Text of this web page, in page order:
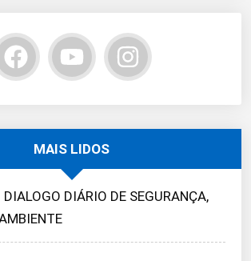
MAIS LIDOS
DIÁRIO DE SEGURANÇA,